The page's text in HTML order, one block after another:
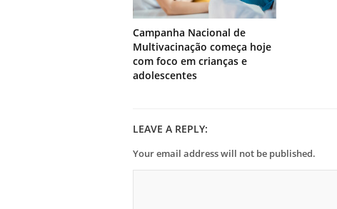
Campanha Nacional de
Multivacinação começa hoje
com foco em crianças e
adolescentes
LEAVE A REPLY:
Your email address will not be published.